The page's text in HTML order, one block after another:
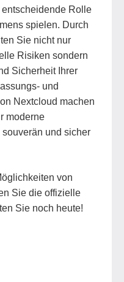
Rolle
spielen. Durch
Sie nicht nur
Risiken sondern
Sicherheit Ihrer
und
Nextcloud machen
moderne
und sicher
von
Sie die offizielle
Sie noch heute!